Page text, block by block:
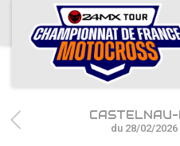
ACCUEIL
ACTUS
CALENDRIER
RÉSULTATSdu 28/02/